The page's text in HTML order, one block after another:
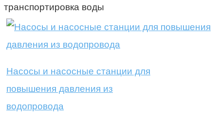
транспортировка воды
Насосы и насосные станции для
повышения давления из
водопровода